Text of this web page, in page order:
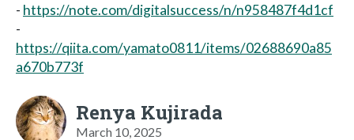
- https://note.com/digitalsuccess/n/n958487f4d1cf
-
https://qiita.com/yamato0811/items/02688690a85
a670b773f
Renya Kujirada
March 10, 2025